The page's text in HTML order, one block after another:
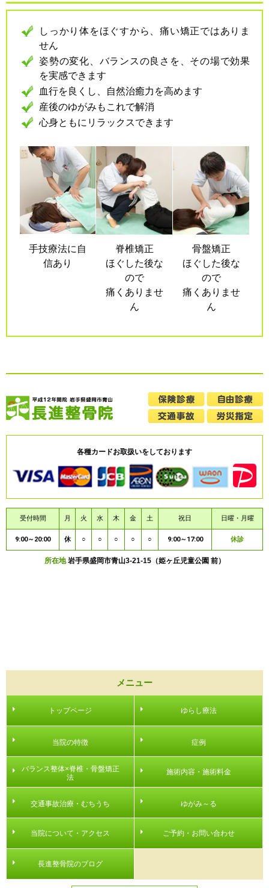
しっかり体をほぐすから、痛い矯正ではありま
せん
姿勢の変化、バランスの良さを、その場で効果
を実感できます
血行を良くし、自然治癒力を高めます
産後のゆがみもこれで解消
心身ともにリラックスできます
手技療法に自
信あり
脊椎矯正
ほぐした後な
ので
痛くありませ
ん
骨盤矯正
ほぐした後な
ので
痛くありませ
ん
各種カードお取扱いをしております
受付時間 月 火 水 木 金 土 祝日 日曜・月曜
9:00～20:00 休 ○ ○ ○ ○ ○ 9:00～17:00 休診
所在地岩手県盛岡市青山3-21-15（姫ヶ丘児童公園 前）
メニュー
トップページ ゆらし療法
当院の特徴 症例
バランス整体×脊椎・骨盤矯正
法
施術内容・施術料金
交通事故治療・むちうち ゆがみ～る
当院について・アクセス ご予約・お問い合わせ
長進整骨院のブログ